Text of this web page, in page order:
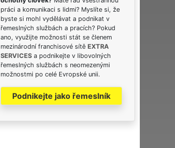
práci a komunikaci s lidmi? Myslíte si, že
byste si mohl vydělávat a podnikat v
řemeslných službách a pracích? Pokud
ano, využijte možnosti stát se členem
mezinárodní franchisové sítě EXTRA
SERVICES a podnikejte v libovolných
řemeslných službách s neomezenými
možnostmi po celé Evropské unii.
Podnikejte jako řemeslník